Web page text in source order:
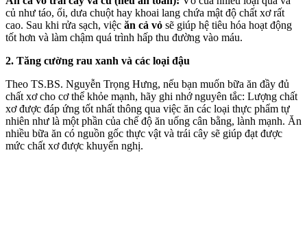
củ như táo, ổi, dưa chuột hay khoai lang chứa mật độ chất xơ rất
cao. Sau khi rửa sạch, việc ăn cả vỏ sẽ giúp hệ tiêu hóa hoạt động
tốt hơn và làm chậm quá trình hấp thu đường vào máu.
2. Tăng cường rau xanh và các loại đậu
Theo TS.BS. Nguyễn Trọng Hưng, nếu bạn muốn bữa ăn đầy đủ
chất xơ cho c‌ơ th‌ể khỏe mạnh, hãy ghi nhớ nguyên tắc: Lượng chất
xơ được đáp ứng tốt nhất thông qua việc ăn các loại thực phẩm tự
nhiên như là một phần của chế độ ăn uống cân bằng, lành mạnh. Ăn
nhiều bữa ăn có nguồn gốc thực vật và trái cây sẽ giúp đạt được
mức chất xơ được khuyến nghị.